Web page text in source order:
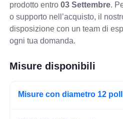
prodotto entro03 Settembre.
o supporto nell’acquisto, il
disposizione con un team di
ogni tua domanda.
Misure disponibili
Misure con diametro 12